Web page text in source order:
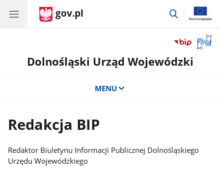
gov.pl
przejdź
okno
Dolnośląski Urząd Wojewódzki
MENU
Redakcja BIP
Redaktor Biuletynu Informacji Publicznej Dolnośląskiego
Urzędu Wojewódzkiego